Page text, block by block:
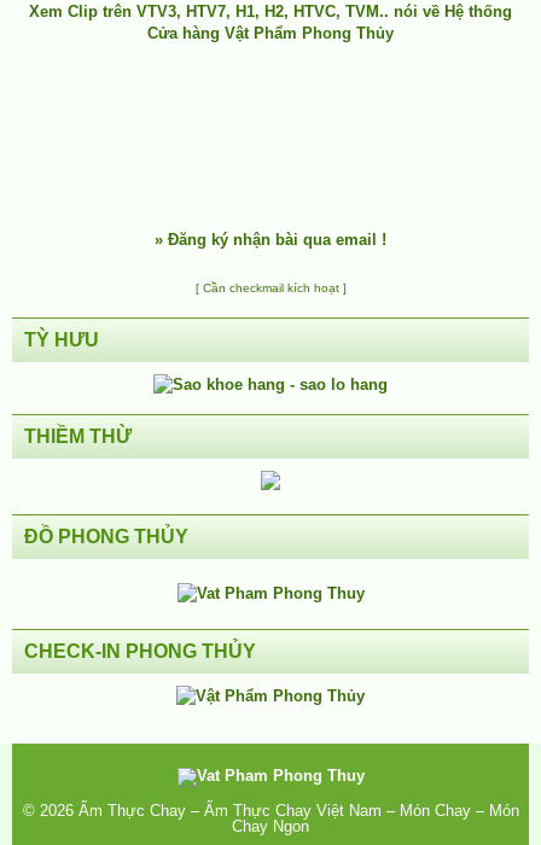
Xem Clip trên VTV3, HTV7, H1, H2, HTVC, TVM.. nói về Hệ thống
Cửa hàng Vật Phẩm Phong Thủy
» Đăng ký nhận bài qua email !
[ Cần checkmail kích hoạt ]
TỲ HƯU
THIỀM THỪ
ĐỒ PHONG THỦY
CHECK-IN PHONG THỦY
© 2026 Ẩm Thực Chay – Ẩm Thực Chay Việt Nam – Món Chay – Món
Chay Ngon